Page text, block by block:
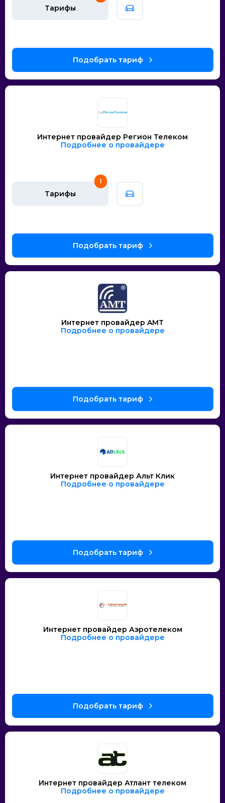
Тарифы
Интернет провайдер Регион Телеком
Подробнее о провайдере
Тарифы
1
Интернет провайдер AMT
Подробнее о провайдере
Интернет провайдер Альт Клик
Подробнее о провайдере
Интернет провайдер Аэротелеком
Подробнее о провайдере
Интернет провайдер Атлант телеком
Подробнее о провайдере